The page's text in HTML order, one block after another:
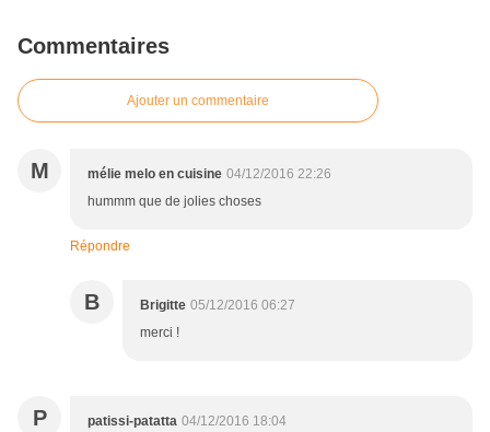
Commentaires
Ajouter un commentaire
M mélie melo en cuisine 04/12/2016 22:26
hummm que de jolies choses
Répondre
B Brigitte 05/12/2016 06:27
merci !
P patissi-patatta 04/12/2016 18:04